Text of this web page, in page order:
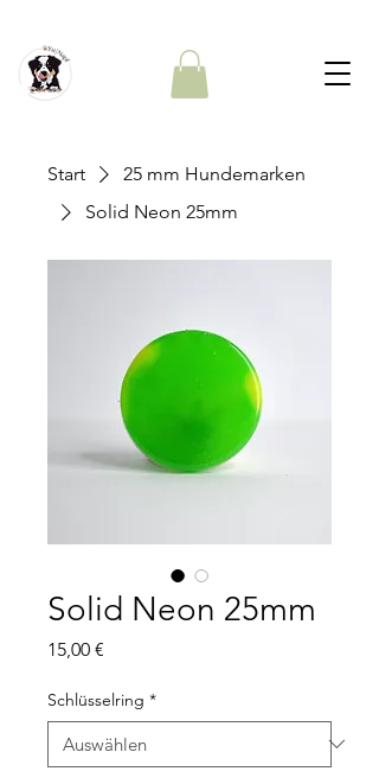
Start
25 mm Hundemarken
Solid Neon 25mm
Solid Neon 25mm
15,00 €
Schlüsselring *